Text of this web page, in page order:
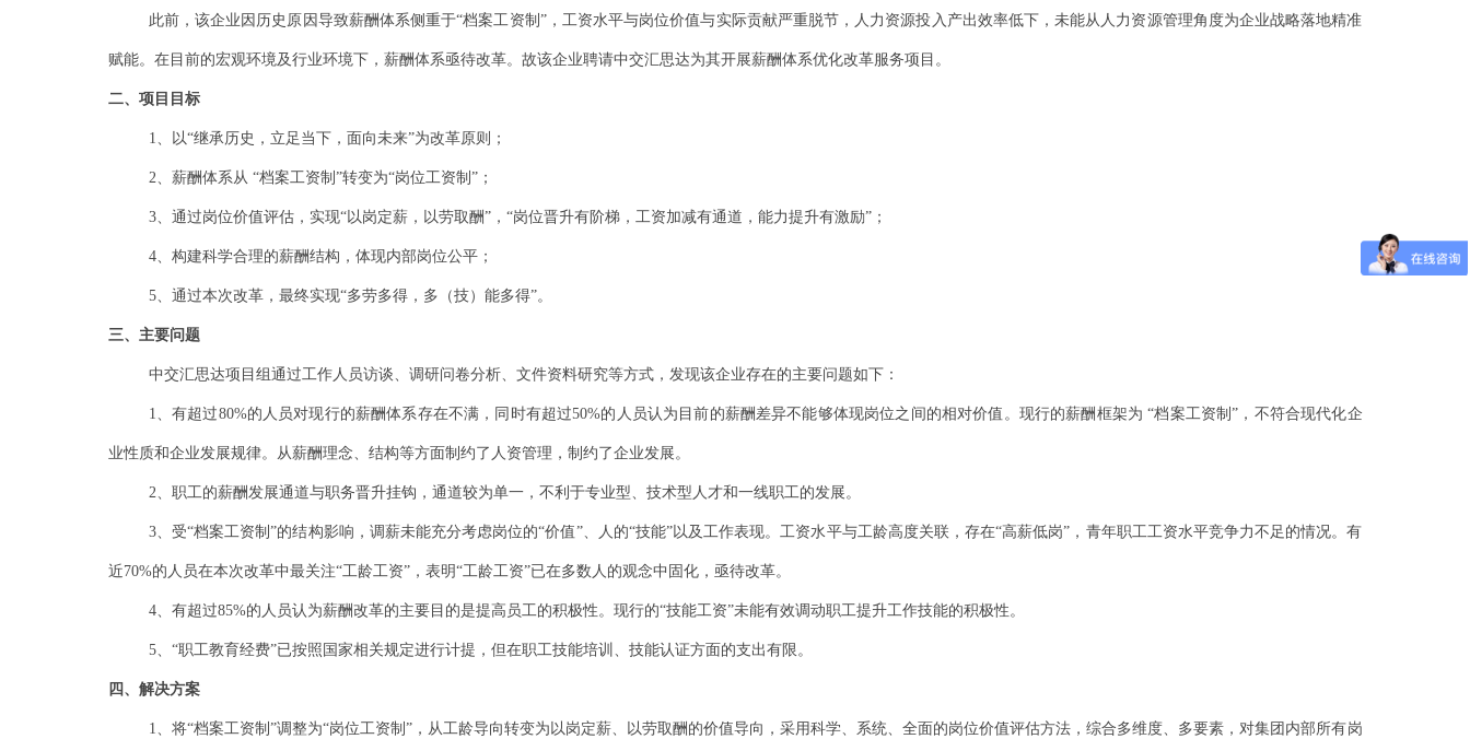
此前，该企业因历史原因导致薪酬体系侧重于“档案工资制”，工资水平与岗位价值与实际贡献严重脱节，人力资源投入产出效率低下，未能从人力资源管理角度为企业战略落地精准
赋能。在目前的宏观环境及行业环境下，薪酬体系亟待改革。故该企业聘请中交汇思达为其开展薪酬体系优化改革服务项目。
二、项目目标
1、以“继承历史，立足当下，面向未来”为改革原则；
2、薪酬体系从 “档案工资制”转变为“岗位工资制”；
3、通过岗位价值评估，实现“以岗定薪，以劳取酬”，“岗位晋升有阶梯，工资加减有通道，能力提升有激励”；
4、构建科学合理的薪酬结构，体现内部岗位公平；
5、通过本次改革，最终实现“多劳多得，多（技）能多得”。
三、主要问题
中交汇思达项目组通过工作人员访谈、调研问卷分析、文件资料研究等方式，发现该企业存在的主要问题如下：
1、有超过80%的人员对现行的薪酬体系存在不满，同时有超过50%的人员认为目前的薪酬差异不能够体现岗位之间的相对价值。现行的薪酬框架为 “档案工资制”，不符合现代化企
业性质和企业发展规律。从薪酬理念、结构等方面制约了人资管理，制约了企业发展。
2、职工的薪酬发展通道与职务晋升挂钩，通道较为单一，不利于专业型、技术型人才和一线职工的发展。
3、受“档案工资制”的结构影响，调薪未能充分考虑岗位的“价值”、人的“技能”以及工作表现。工资水平与工龄高度关联，存在“高薪低岗”，青年职工工资水平竞争力不足的情况。有
近70%的人员在本次改革中最关注“工龄工资”，表明“工龄工资”已在多数人的观念中固化，亟待改革。
4、有超过85%的人员认为薪酬改革的主要目的是提高员工的积极性。现行的“技能工资”未能有效调动职工提升工作技能的积极性。
5、“职工教育经费”已按照国家相关规定进行计提，但在职工技能培训、技能认证方面的支出有限。
四、解决方案
1、将“档案工资制”调整为“岗位工资制”，从工龄导向转变为以岗定薪、以劳取酬的价值导向，采用科学、系统、全面的岗位价值评估方法，综合多维度、多要素，对集团内部所有岗